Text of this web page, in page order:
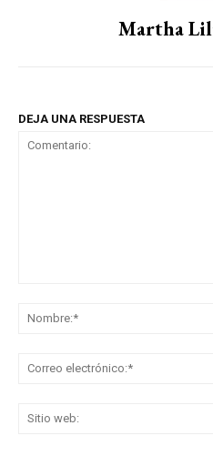
Martha
DEJA UNA RESPUESTA